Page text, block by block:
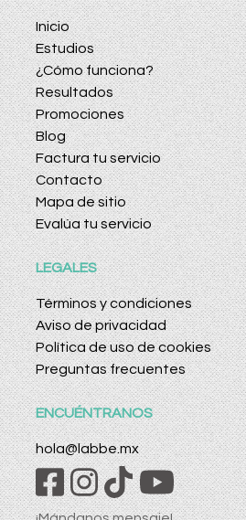
Inicio
Estudios
¿Cómo funciona?
Resultados
Promociones
Blog
Factura tu servicio
Contacto
Mapa de sitio
Evalúa tu servicio
LEGALES
Términos y condiciones
Aviso de privacidad
Política de uso de cookies
Preguntas frecuentes
ENCUÉNTRANOS
hola@labbe.mx